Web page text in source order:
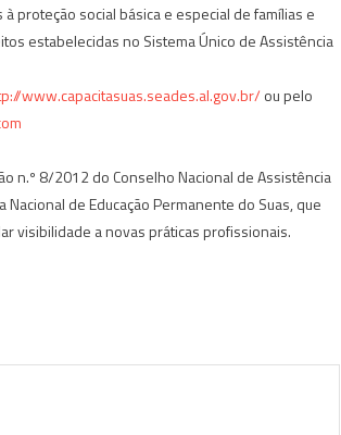
proteção social básica e especial de famílias e
estabelecidas no Sistema Único de Assistência
www.capacitasuas.seades.al.gov.br/ ou pelo
n.º 8/2012 do Conselho Nacional de Assistência
Nacional de Educação Permanente do Suas, que
visibilidade a novas práticas profissionais.